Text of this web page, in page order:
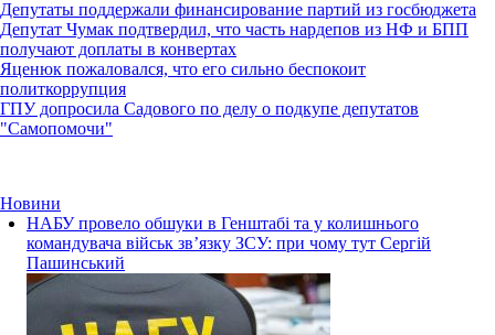
Депутаты поддержали финансирование партий из госбюджета
Депутат Чумак подтвердил, что часть нардепов из НФ и БПП
получают доплаты в конвертах
Яценюк пожаловался, что его сильно беспокоит
политкоррупция
ГПУ допросила Садового по делу о подкупе депутатов
"Самопомочи"
Новини
НАБУ провело обшуки в Генштабі та у колишнього
командувача військ зв’язку ЗСУ: при чому тут Сергій
Пашинський